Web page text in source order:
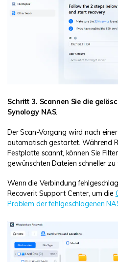
Schritt 3. Scannen Sie die
Synology NAS.
Der Scan-Vorgang wird nach
automatisch gestartet. Während
Festplatte scannt, können Sie
gewünschten Dateien schneller zu
Wenn die Verbindung
Recoverit Support Center, um die
Problem der fehlgeschlagenen